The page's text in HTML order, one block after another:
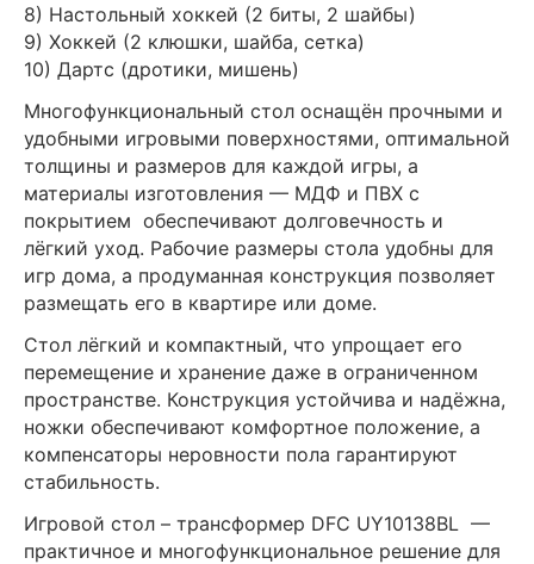
8) Настольный хоккей (2 биты, 2 шайбы)
9) Хоккей (2 клюшки, шайба, сетка)
10) Дартс (дротики, мишень)
Многофункциональный стол оснащён прочными и
удобными игровыми поверхностями, оптимальной
толщины и размеров для каждой игры, а
материалы изготовления — МДФ и ПВХ с
покрытием обеспечивают долговечность и
лёгкий уход. Рабочие размеры стола удобны для
игр дома, а продуманная конструкция позволяет
размещать его в квартире или доме.
Стол лёгкий и компактный, что упрощает его
перемещение и хранение даже в ограниченном
пространстве. Конструкция устойчива и надёжна,
ножки обеспечивают комфортное положение, а
компенсаторы неровности пола гарантируют
стабильность.
Игровой стол – трансформер DFC UY10138BL —
практичное и многофункциональное решение для